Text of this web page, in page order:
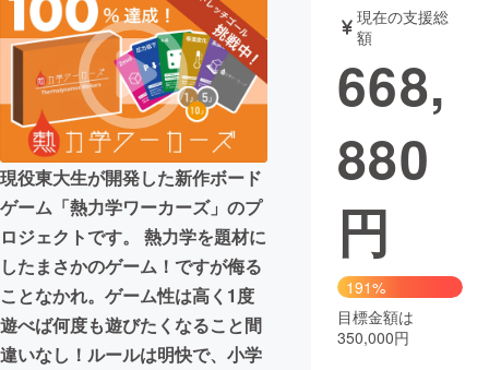
アート・写真 音楽
テクノロジー・ガジェット ゲーム・サ
映像・映画
ビジネス・起業
まちづくり・地域活性化
CAMPFIRE for Social Good
CAMPFIRE Creation
CAMPFIREふるさと納税machi-ya コミュニティ
現役東大生が開発した新作ボード
ゲーム「熱力学ワーカーズ」のプ
ロジェクトです。 熱力学を題材に
したまさかのゲーム！ですが侮る
ことなかれ。ゲーム性は高く1度
遊べば何度も遊びたくなること間
違いなし！ルールは明快で、小学
現在の支援総
額
668,
880
円
191%
目標金額は
350,000円